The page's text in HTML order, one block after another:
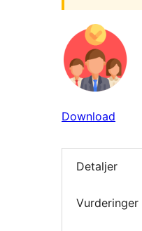
Download
Detaljer
Vurderinger